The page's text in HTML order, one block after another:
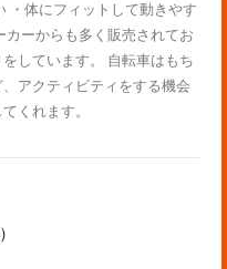
・体にフィットして動きやす
ーからも多く販売されてお
しています。 自転車はもち
アクティビティをする機会
くれます。